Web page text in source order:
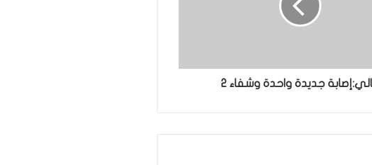
الأمم المتحدة:التصعيد بين إيران وواشنطن
في الخليج “خرج عن السيطرة”
غينيا تطالب فرنسا بإعادة مصحف ساموري
توري
وفاة أو فقدان 144 شخصًا في البحر قبالة
جديدة واحدة وشفاء 2